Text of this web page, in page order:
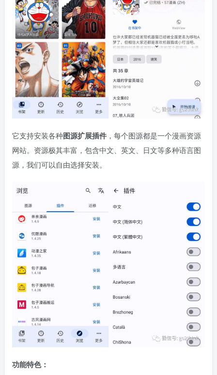
它支持安装各种图源扩展插件 ，每个图源都是一个漫画资源
网站。资源极其丰富，包含中文、英文、日文等多种语言图
源，我们可以自由选择安装。
功能特色：